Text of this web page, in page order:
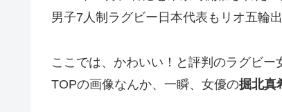
男子7人制ラグビー日本代表もリオ五輪
ここでは、かわいい！と評判のラグビ
TOPの画像なんか、一瞬、女優の掘北真